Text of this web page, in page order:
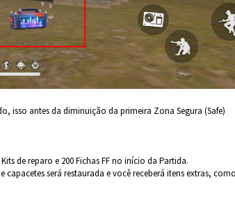
isso antes da diminuição da primeira Zona Segura (Safe)
de reparo e 200 Fichas FF no início da Partida.
será restaurada e você receberá itens extras,